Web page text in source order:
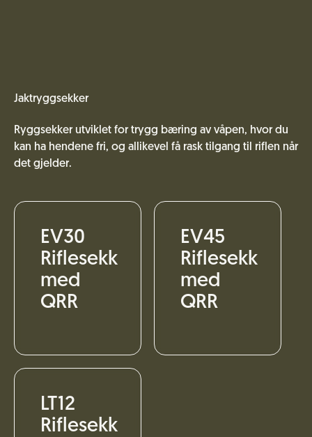
Jaktryggsekker
Ryggsekker utviklet for trygg bæring av våpen, hvor du
kan ha hendene fri, og allikevel få rask tilgang til riflen når
det gjelder.
EV30
Riflesekk
med
QRR
EV45
Riflesekk
med
QRR
LT12
Riflesekk